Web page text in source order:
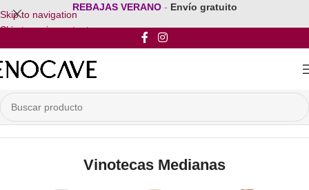
Skip to navigation
Skip to main content
REBAJAS VERANO - Envío gratuito
Inicio/Por Tamaño de la Vinoteca/Vinotecas Medianas
Vinotecas Medianas